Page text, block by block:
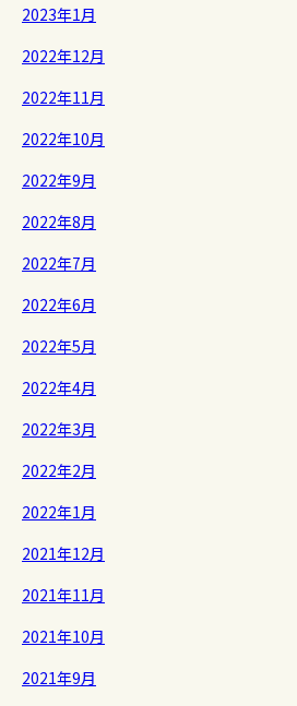
2023年1月
2022年12月
2022年11月
2022年10月
2022年9月
2022年8月
2022年7月
2022年6月
2022年5月
2022年4月
2022年3月
2022年2月
2022年1月
2021年12月
2021年11月
2021年10月
2021年9月